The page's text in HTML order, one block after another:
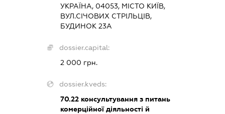
УКРАЇНА, 04053, МІСТО КИЇВ,
ВУЛ.СІЧОВИХ СТРІЛЬЦІВ,
БУДИНОК 23А
dossier.capital:
2 000 грн.
dossier.kveds:
70.22консультування з питань
комерційної діяльності й